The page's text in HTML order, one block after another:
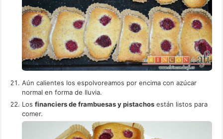
Aún calientes los espolvoreamos por encima con azúcar
normal en forma de lluvia.
Losfinanciers de frambuesas y pistachos están listos para
comer.